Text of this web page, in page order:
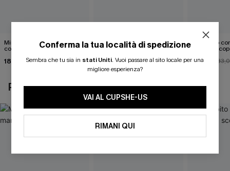
Mini abito senza maniche
con colletto nero
18,90 €
Abito monospalla con
cintura e stampa a foglie
26,90 €
Mini abito
schiena
26,00 €
POTREBBE INTERESSARTI ANCHE
Conferma la tua località di spedizione
Sembra che tu sia in stati Uniti. Vuoi passare al sito locale per una
migliore esperienza?
VAI AL CUPSHE-US
RIMANI QUI